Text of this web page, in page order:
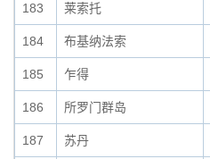
183 莱索托
184 布基纳法索
185 乍得
186 所罗门群岛
187 苏丹